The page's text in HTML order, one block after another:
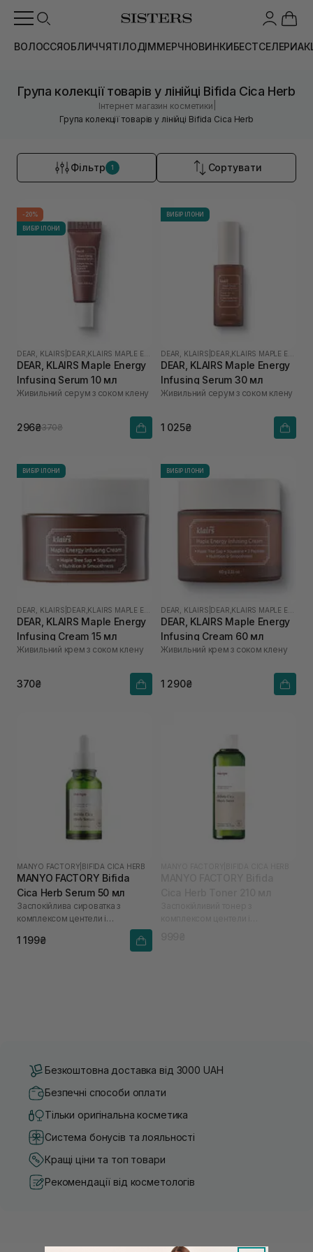
ВОЛОССЯОБЛИЧЧЯТІЛОДІММЕРЧНОВИНКИБЕСТСЕЛЕРИ
Група колекції товарів у лінійці Bifida Cica Herb
Інтернет магазин косметики
Група колекції товарів у лінійці Bifida Cica Herb
Фільтр 1 Сортувати
-20%
ВИБІР ІЛОНИ
DEAR, KLAIRS
DEAR, KLAIRS Maple Energy
Infusing Serum 10 мл
Живильний серум з соком клену
296₴370₴
ВИБІР ІЛОНИ
DEAR, KLAIRS
DEAR, KLAIRS Maple Energy
Infusing Serum 30 мл
Живильний серум з соком клену
1 025₴
ВИБІР ІЛОНИ
DEAR, KLAIRS
DEAR, KLAIRS Maple Energy
Infusing Cream 15 мл
Живильний крем з соком клену
370₴
ВИБІР ІЛОНИ
DEAR, KLAIRS
DEAR, KLAIRS Maple Energy
Infusing Cream 60 мл
Живильний крем з соком клену
1 290₴
MANYO FACTORY BIFIDA CICA HERB
MANYO FACTORY Bifida
Cica Herb Serum 50 мл
Заспокійлива сироватка з
комплексом центели і
1 199₴
Безкоштовна доставка від 3000 UAH
Безпечні способи оплати
Тільки оригінальна косметика
Система бонусів та лояльності
Кращі ціни та топ товари
Рекомендації від косметологів